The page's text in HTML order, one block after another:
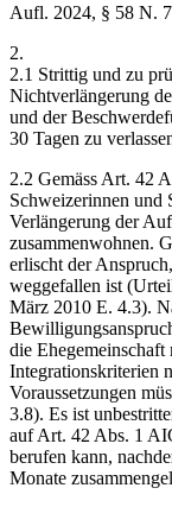
Aufl. 2024, § 58 N.
2.
2.1 Strittig und zu
Nichtverlängerung
und der
30 Tagen zu
2.2 Gemäss Art. 42
Schweizerinnen und
Verlängerung der
zusammenwohnen.
erlischt der
weggefallen ist
März 2010 E. 4.3).
die Ehegemeinschaft
Integrationskriterien
Voraussetzungen
3.8). Es ist
auf Art. 42 Abs. 1
berufen kann,
Monate